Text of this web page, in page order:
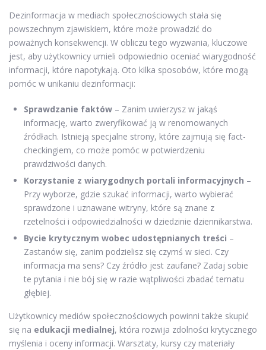
Dezinformacja w mediach społecznościowych stała się
powszechnym zjawiskiem, które może prowadzić do
poważnych konsekwencji. W obliczu tego wyzwania, kluczowe
jest, aby użytkownicy umieli odpowiednio oceniać wiarygodność
informacji, które napotykają. Oto kilka sposobów, które mogą
pomóc w unikaniu dezinformacji:
Sprawdzanie faktów – Zanim uwierzysz w jakąś
informację, warto zweryfikować ją w renomowanych
źródłach. Istnieją specjalne strony, które zajmują się fact-
checkingiem, co może pomóc w potwierdzeniu
prawdziwości danych.
Korzystanie z wiarygodnych portali informacyjnych –
Przy wyborze, gdzie szukać informacji, warto wybierać
sprawdzone i uznawane witryny, które są znane z
rzetelności i odpowiedzialności w dziedzinie dziennikarstwa.
Bycie krytycznym wobec udostępnianych treści –
Zastanów się, zanim podzielisz się czymś w sieci. Czy
informacja ma sens? Czy źródło jest zaufane? Zadaj sobie
te pytania i nie bój się w razie wątpliwości zbadać tematu
głębiej.
Użytkownicy mediów społecznościowych powinni także skupić
się na edukacji medialnej, która rozwija zdolności krytycznego
myślenia i oceny informacji. Warsztaty, kursy czy materiały